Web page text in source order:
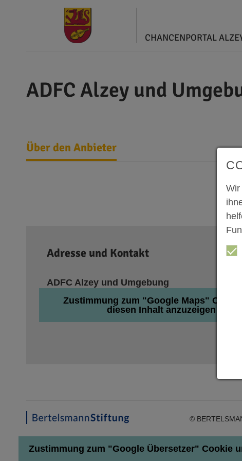
CHANCENPORTAL
ADFC Alzey und
Über den Anbieter
Adresse und Kontakt
ADFC Alzey und Umgebung
Zustimmung zum "Google Maps"
diesen Inhalt anzuzeigen
©
Zustimmung zum "Google Übersetzer" Cookie
Wir